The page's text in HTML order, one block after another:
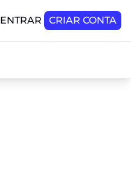
ENTRAR CRIAR CONTA